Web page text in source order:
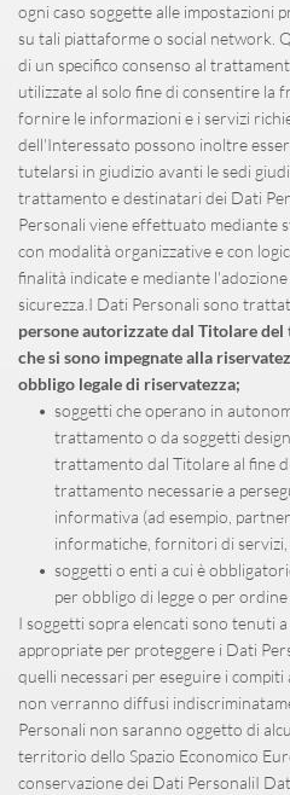
ogni caso soggette alle impostazioni
su tali piattaforme o social network.
di un specifico consenso al
utilizzate al solo fine di consentire la
fornire le informazioni e i servizi
dell'Interessato possono inoltre
tutelarsi in giudizio avanti le sedi
trattamento e destinatari dei Dati
Personali viene effettuato mediante
con modalità organizzative e con
finalità indicate e mediante
sicurezza.I Dati Personali sono
persone autorizzate dal Titolare
che si sono impegnate alla
obbligo legale di riservatezza;
soggetti che operano in
trattamento o da soggetti
trattamento dal Titolare al fine
trattamento necessarie a
informativa (ad esempio,
informatiche, fornitori di
soggetti o enti a cui è
per obbligo di legge o per
I soggetti sopra elencati sono tenuti
appropriate per proteggere i Dati
quelli necessari per eseguire i
non verranno diffusi
Personali non saranno oggetto di
territorio dello Spazio Economico
conservazione dei Dati PersonaliI